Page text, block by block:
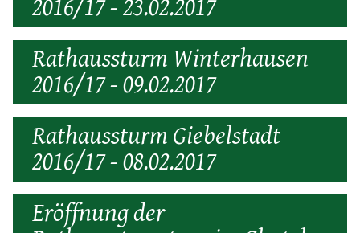
2016/17 - 23.02.2017
Rathaussturm Winterhausen
2016/17 - 09.02.2017
Rathaussturm Giebelstadt
2016/17 - 08.02.2017
Eröffnung der